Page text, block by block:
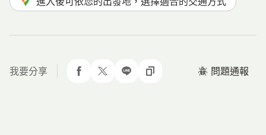
我要分享 分享到 facebook
分享到 twitter
分享到 line複製網址 問題通報